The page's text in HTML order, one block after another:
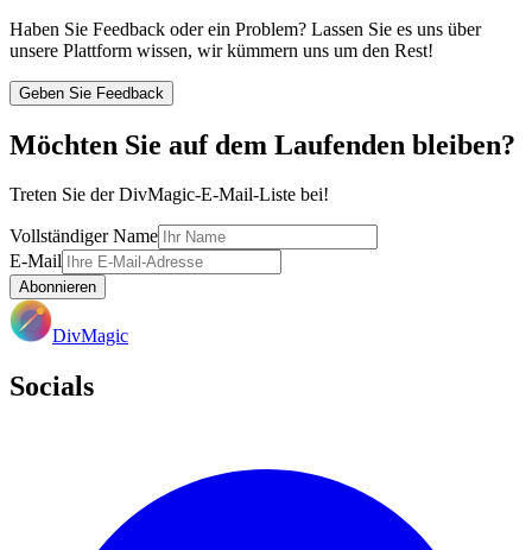
Haben Sie Feedback oder ein Problem? Lassen Sie es uns über
unsere Plattform wissen, wir kümmern uns um den Rest!
Geben Sie Feedback
Möchten Sie auf dem Laufenden bleiben?
Treten Sie der DivMagic-E-Mail-Liste bei!
Vollständiger Name
E-Mail
Abonnieren
DivMagic
Socials